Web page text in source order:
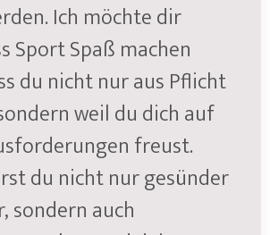
Ich möchte dir
Sport Spaß machen
du nicht nur aus Pflicht
weil du dich auf
freust.
du nicht nur gesünder
sondern auch